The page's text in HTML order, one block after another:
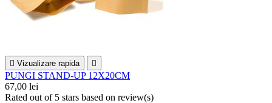
 Vizualizare rapida 
PUNGI STAND-UP 12X20CM
67,00 lei
Rated out of 5 stars based on review(s)